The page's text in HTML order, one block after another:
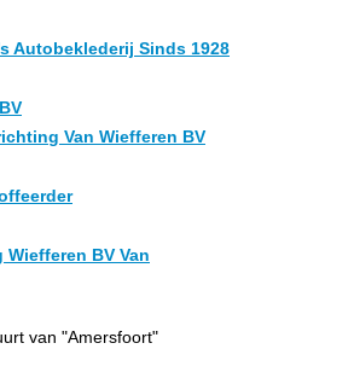
Autobeklederij Sinds 1928
Van Wiefferen BV
Wiefferen BV Van
van "Amersfoort"